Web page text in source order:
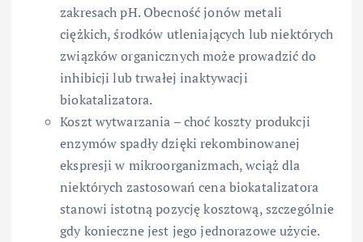
zakresach pH. Obecność jonów metali
ciężkich, środków utleniających lub niektórych
związków organicznych może prowadzić do
inhibicji lub trwałej inaktywacji
biokatalizatora.
Koszt wytwarzania – choć koszty produkcji
enzymów spadły dzięki rekombinowanej
ekspresji w mikroorganizmach, wciąż dla
niektórych zastosowań cena biokatalizatora
stanowi istotną pozycję kosztową, szczególnie
gdy konieczne jest jego jednorazowe użycie.